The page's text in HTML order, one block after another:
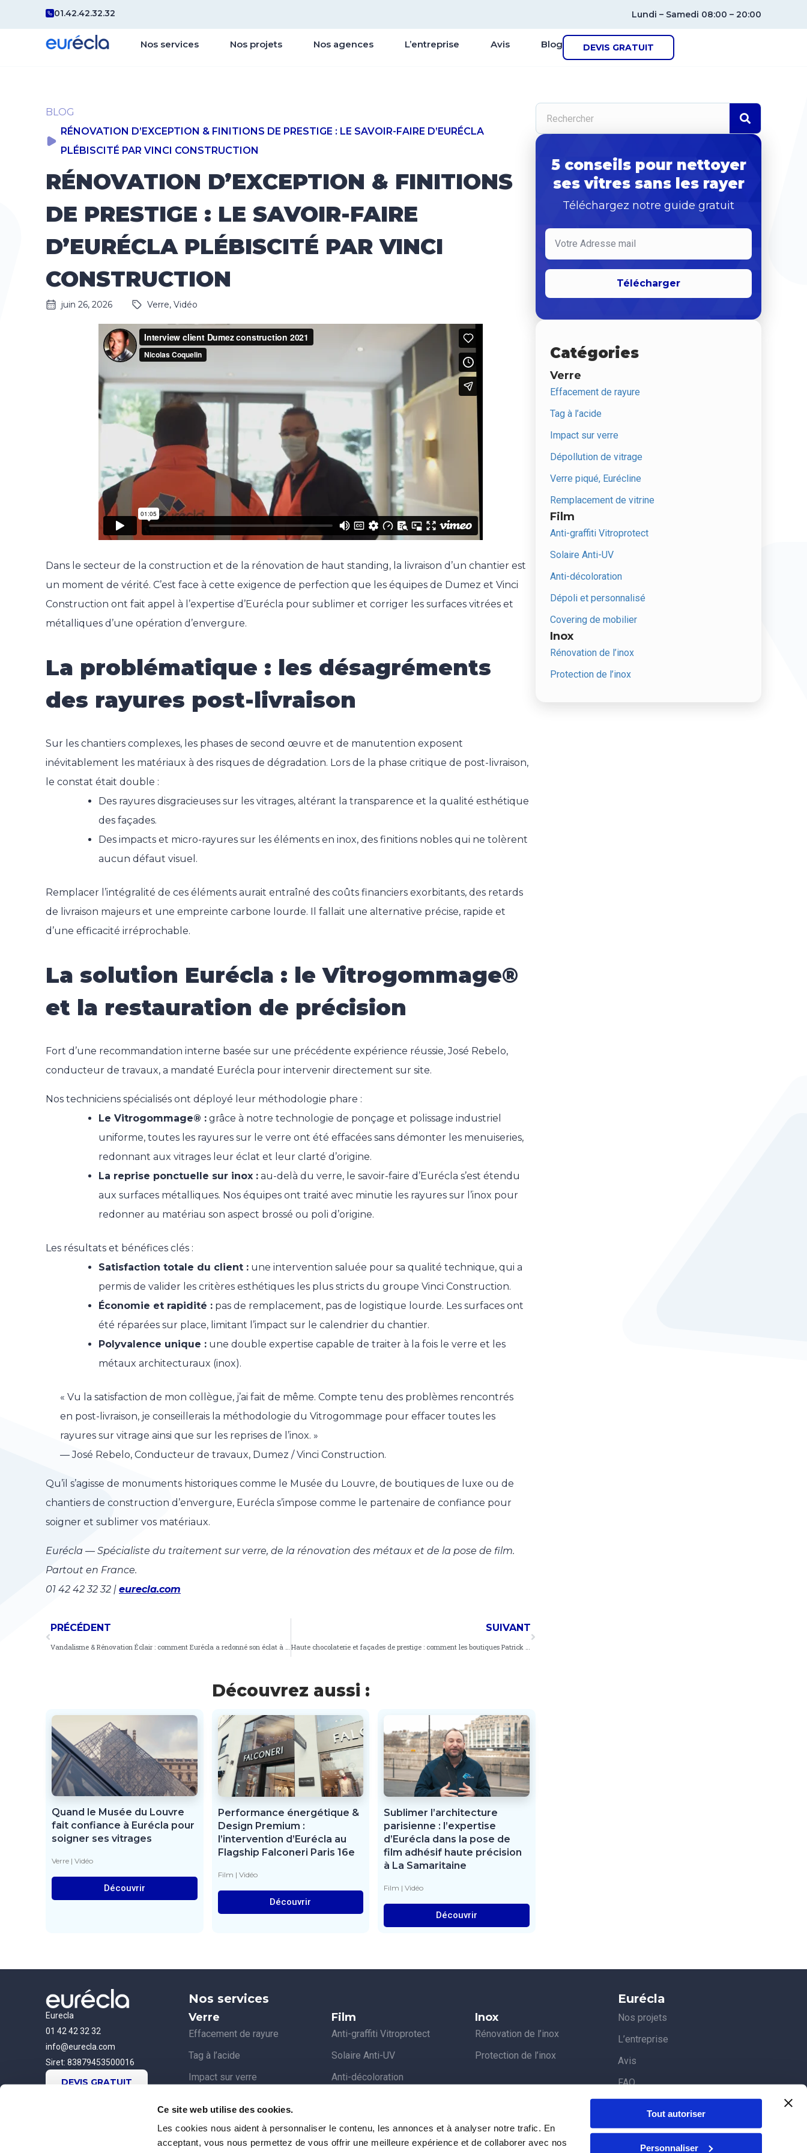
Ce site web utilise des cookies.
Les cookies nous aident à personnaliser le contenu, les annonces et à analyser notre trafic. En
acceptant, vous nous permettez de vous offrir une meilleure expérience et de collaborer avec nos
Tout autoriser
Personnaliser
01.42.42.32.32 Lundi – Samedi 08:00 – 20:00
Nos services Nos projets Nos agences L’entreprise Avis Blog DEVIS GRATUIT
BLOG
RÉNOVATION D’EXCEPTION & FINITIONS DE PRESTIGE : LE SAVOIR-FAIRE D’EURÉCLA
PLÉBISCITÉ PAR VINCI CONSTRUCTION
RÉNOVATION D’EXCEPTION & FINITIONS
DE PRESTIGE : LE SAVOIR-FAIRE
D’EURÉCLA PLÉBISCITÉ PAR VINCI
CONSTRUCTION
juin 26, 2026 Verre, Vidéo
Dans le secteur de la construction et de la rénovation de haut standing, la livraison d’un chantier est
un moment de vérité. C’est face à cette exigence de perfection que les équipes de Dumez et Vinci
Construction ont fait appel à l’expertise d’Eurécla pour sublimer et corriger les surfaces vitrées et
métalliques d’une opération d’envergure.
La problématique : les désagréments
des rayures post-livraison
Sur les chantiers complexes, les phases de second œuvre et de manutention exposent
inévitablement les matériaux à des risques de dégradation. Lors de la phase critique de post-livraison,
le constat était double :
Des rayures disgracieuses sur les vitrages, altérant la transparence et la qualité esthétique
des façades.
Des impacts et micro-rayures sur les éléments en inox, des finitions nobles qui ne tolèrent
aucun défaut visuel.
Remplacer l’intégralité de ces éléments aurait entraîné des coûts financiers exorbitants, des retards
de livraison majeurs et une empreinte carbone lourde. Il fallait une alternative précise, rapide et
d’une efficacité irréprochable.
La solution Eurécla : le Vitrogommage®
et la restauration de précision
Fort d’une recommandation interne basée sur une précédente expérience réussie, José Rebelo,
conducteur de travaux, a mandaté Eurécla pour intervenir directement sur site.
Nos techniciens spécialisés ont déployé leur méthodologie phare :
Le Vitrogommage® : grâce à notre technologie de ponçage et polissage industriel
uniforme, toutes les rayures sur le verre ont été effacées sans démonter les menuiseries,
redonnant aux vitrages leur éclat et leur clarté d’origine.
La reprise ponctuelle sur inox : au-delà du verre, le savoir-faire d’Eurécla s’est étendu
aux surfaces métalliques. Nos équipes ont traité avec minutie les rayures sur l’inox pour
redonner au matériau son aspect brossé ou poli d’origine.
Les résultats et bénéfices clés :
Satisfaction totale du client : une intervention saluée pour sa qualité technique, qui a
permis de valider les critères esthétiques les plus stricts du groupe Vinci Construction.
Économie et rapidité : pas de remplacement, pas de logistique lourde. Les surfaces ont
été réparées sur place, limitant l’impact sur le calendrier du chantier.
Polyvalence unique : une double expertise capable de traiter à la fois le verre et les
métaux architecturaux (inox).
« Vu la satisfaction de mon collègue, j’ai fait de même. Compte tenu des problèmes rencontrés
en post-livraison, je conseillerais la méthodologie du Vitrogommage pour effacer toutes les
rayures sur vitrage ainsi que sur les reprises de l’inox. »
— José Rebelo, Conducteur de travaux, Dumez / Vinci Construction.
Qu’il s’agisse de monuments historiques comme le Musée du Louvre, de boutiques de luxe ou de
chantiers de construction d’envergure, Eurécla s’impose comme le partenaire de confiance pour
soigner et sublimer vos matériaux.
Eurécla — Spécialiste du traitement sur verre, de la rénovation des métaux et de la pose de film.
Partout en France.
01 42 42 32 32 | eurecla.com
PRÉCÉDENT SUIVANT
Découvrez aussi :
Quand le Musée du Louvre
fait confiance à Eurécla pour
soigner ses vitrages
Verre | Vidéo
Découvrir
Performance énergétique &
Design Premium :
l’intervention d’Eurécla au
Flagship Falconeri Paris 16e
Film | Vidéo
Découvrir
Sublimer l’architecture
parisienne : l’expertise
d’Eurécla dans la pose de
film adhésif haute précision
à La Samaritaine
Film |Vidéo
Découvrir
5 conseils pour nettoyer
ses vitres sans les rayer
Téléchargez notre guide gratuit
Télécharger
Catégories
Verre
Effacement de rayure
Tag à l’acide
Impact sur verre
Dépollution de vitrage
Verre piqué, Eurécline
Remplacement de vitrine
Film
Anti-graffiti Vitroprotect
Solaire Anti-UV
Anti-décoloration
Dépoli et personnalisé
Covering de mobilier
Inox
Rénovation de l’inox
Protection de l’inox
Eurecla
01 42 42 32 32
info@eurecla.com
Siret: 83879453500016
DEVIS GRATUIT
Nos services
Verre
Effacement de rayure
Tag à l’acide
Impact sur verre
Remplacement de vitrine
Film
Anti-graffiti Vitroprotect
Solaire Anti-UV
Anti-décoloration
Inox
Rénovation de l’inox
Protection de l’inox
Eurécla
Nos projets
L’entreprise
Avis
FAQ